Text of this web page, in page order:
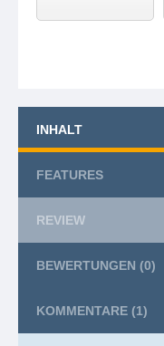
INHALT
FEATURES
REVIEW
BEWERTUNGEN (0)
KOMMENTARE (1)